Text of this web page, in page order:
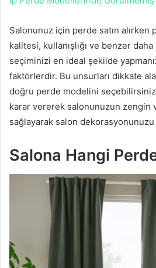
Salonunuz için perde satın alırken
kalitesi, kullanışlığı ve benzer
seçiminizi en ideal şekilde
faktörlerdir. Bu unsurları dikkate
doğru perde modelini
karar vererek salonunuzun zengin
sağlayarak salon
Salona Hangi